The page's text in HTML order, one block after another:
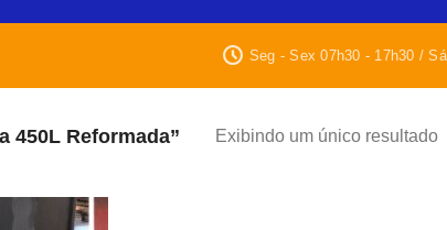
Seg - Sex 07h30 - 17h30 /
450L Reformada” Exibindo um único resultado